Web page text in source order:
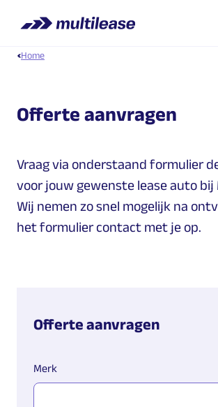
Home
Offerte aanvragen
Vraag via onderstaand formulier
voor jouw gewenste lease auto bij
Wij nemen zo snel mogelijk na
het formulier contact met je op.
Offerte aanvragen
Merk